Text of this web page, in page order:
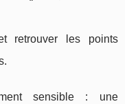
retrouver les points
sensible : une